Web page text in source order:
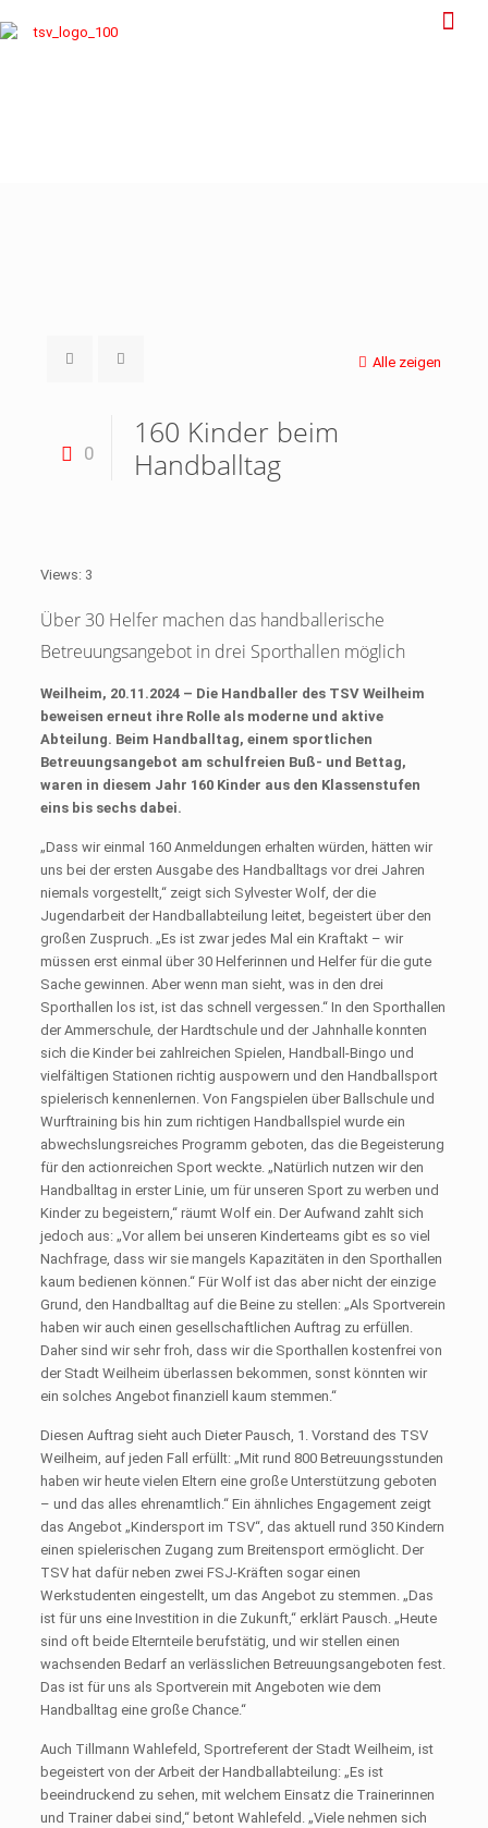
Alle zeigen
0
160 Kinder beim
Handballtag
Views: 3
Über 30 Helfer machen das handballerische
Betreuungsangebot in drei Sporthallen möglich
Weilheim, 20.11.2024 – Die Handballer des TSV Weilheim
beweisen erneut ihre Rolle als moderne und aktive
Abteilung. Beim Handballtag, einem sportlichen
Betreuungsangebot am schulfreien Buß- und Bettag,
waren in diesem Jahr 160 Kinder aus den Klassenstufen
eins bis sechs dabei.
„Dass wir einmal 160 Anmeldungen erhalten würden, hätten wir
uns bei der ersten Ausgabe des Handballtags vor drei Jahren
niemals vorgestellt,“ zeigt sich Sylvester Wolf, der die
Jugendarbeit der Handballabteilung leitet, begeistert über den
großen Zuspruch. „Es ist zwar jedes Mal ein Kraftakt – wir
müssen erst einmal über 30 Helferinnen und Helfer für die gute
Sache gewinnen. Aber wenn man sieht, was in den drei
Sporthallen los ist, ist das schnell vergessen.“ In den Sporthallen
der Ammerschule, der Hardtschule und der Jahnhalle konnten
sich die Kinder bei zahlreichen Spielen, Handball-Bingo und
vielfältigen Stationen richtig auspowern und den Handballsport
spielerisch kennenlernen. Von Fangspielen über Ballschule und
Wurftraining bis hin zum richtigen Handballspiel wurde ein
abwechslungsreiches Programm geboten, das die Begeisterung
für den actionreichen Sport weckte. „Natürlich nutzen wir den
Handballtag in erster Linie, um für unseren Sport zu werben und
Kinder zu begeistern,“ räumt Wolf ein. Der Aufwand zahlt sich
jedoch aus: „Vor allem bei unseren Kinderteams gibt es so viel
Nachfrage, dass wir sie mangels Kapazitäten in den Sporthallen
kaum bedienen können.“ Für Wolf ist das aber nicht der einzige
Grund, den Handballtag auf die Beine zu stellen: „Als Sportverein
haben wir auch einen gesellschaftlichen Auftrag zu erfüllen.
Daher sind wir sehr froh, dass wir die Sporthallen kostenfrei von
der Stadt Weilheim überlassen bekommen, sonst könnten wir
ein solches Angebot finanziell kaum stemmen.“
Diesen Auftrag sieht auch Dieter Pausch, 1. Vorstand des TSV
Weilheim, auf jeden Fall erfüllt: „Mit rund 800 Betreuungsstunden
haben wir heute vielen Eltern eine große Unterstützung geboten
– und das alles ehrenamtlich.“ Ein ähnliches Engagement zeigt
das Angebot „Kindersport im TSV“, das aktuell rund 350 Kindern
einen spielerischen Zugang zum Breitensport ermöglicht. Der
TSV hat dafür neben zwei FSJ-Kräften sogar einen
Werkstudenten eingestellt, um das Angebot zu stemmen. „Das
ist für uns eine Investition in die Zukunft,“ erklärt Pausch. „Heute
sind oft beide Elternteile berufstätig, und wir stellen einen
wachsenden Bedarf an verlässlichen Betreuungsangeboten fest.
Das ist für uns als Sportverein mit Angeboten wie dem
Handballtag eine große Chance.“
Auch Tillmann Wahlefeld, Sportreferent der Stadt Weilheim, ist
begeistert von der Arbeit der Handballabteilung: „Es ist
beeindruckend zu sehen, mit welchem Einsatz die Trainerinnen
und Trainer dabei sind,“ betont Wahlefeld. „Viele nehmen sich